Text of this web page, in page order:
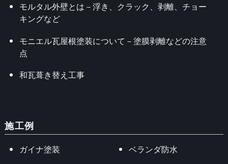
モルタル外壁とは－浮き、クラック、剥離、チョー
キングなど
モニエル瓦屋根塗装について－塗膜剥離などの注意
点
和瓦葺き替え工事
施工例
ガイナ塗装
ベランダ防水